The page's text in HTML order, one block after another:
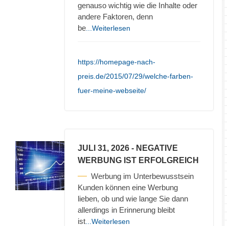
genauso wichtig wie die Inhalte oder
andere Faktoren, denn
be ...Weiterlesen
https://homepage-nach-
preis.de/2015/07/29/welche-farben-
fuer-meine-webseite/
JULI 31, 2026 - NEGATIVE
WERBUNG IST ERFOLGREICH
Werbung im Unterbewusstsein
Kunden können eine Werbung
lieben, ob und wie lange Sie dann
allerdings in Erinnerung bleibt
ist ...Weiterlesen